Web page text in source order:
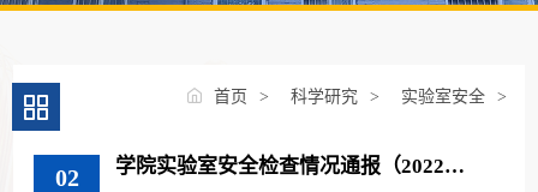
首页 > 科学研究 > 实验室安全 >
02
学院实验室安全检查情况通报（2022年